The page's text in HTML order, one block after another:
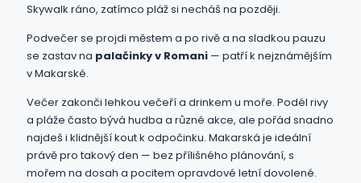
Skywalk ráno, zatímco pláž si necháš na později.
Podvečer se projdi městem a po rivě a na sladkou pauzu
se zastav na palačinky v Romani — patří k nejznámějším
v Makarské.
Večer zakonči lehkou večeří a drinkem u moře. Podél rivy
a pláže často bývá hudba a různé akce, ale pořád snadno
najdeš i klidnější kout k odpočinku. Makarská je ideální
právě pro takový den — bez přílišného plánování, s
mořem na dosah a pocitem opravdové letní dovolené.